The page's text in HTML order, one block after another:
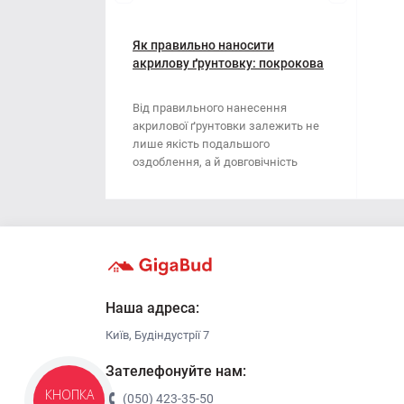
Наждачний папір
Стрічка
Викрутка
Губки для шліфування
Кліщі
Ключі
Лопата
Як правильно наносити
акрилову ґрунтовку: покрокова
Від правильного нанесення
акрилової ґрунтовки залежить не
лише якість подальшого
оздоблення, а й довговічність
Наша адреса:
Київ, Будіндустрії 7
Зателефонуйте нам:
(050) 423-35-50